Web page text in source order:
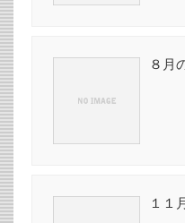
８月
１１